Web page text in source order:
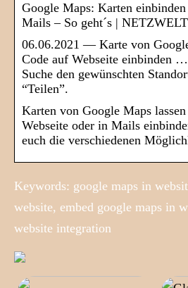
Google Maps: Karten
Mails – So geht´s | NETZWELT
06.06.2021 — Karte von
Code auf Webseite einbinden
Suche den gewünschten
“Teilen”.
Karten von Google Maps
Webseite oder in Mails
euch die verschiedenen
Keywords: google maps in
website, embed google maps in
website integration